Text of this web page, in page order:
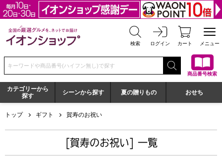
全国の厳選グルメを、ネットでお届け イオンショップ
検索 ログイン カート メニュー
検索キーワードまたは商品番号を入力してください
商品番号検索
カテゴリーから
探す
シーンから探す 夏の贈りもの おせち
トップ ギフト 賀寿のお祝い
[賀寿のお祝い] 一覧